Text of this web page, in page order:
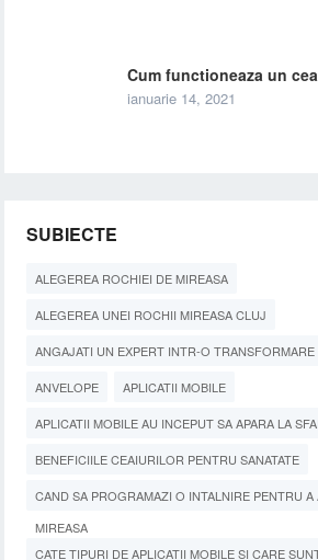
Cum functioneaza un
ianuarie 14, 2021
SUBIECTE
ALEGEREA ROCHIEI DE MIREASA
ALEGEREA UNEI ROCHII MIREASA CLUJ
ANGAJATI UN EXPERT INTR-O
ANVELOPE APLICATII MOBILE
APLICATII MOBILE AU INCEPUT SA APARA LA
BENEFICIILE CEAIURILOR PENTRU SANATATE
CAND SA PROGRAMAZI O INTALNIRE PENTRU
MIREASA
CATE TIPURI DE APLICATII MOBILE SI CARE